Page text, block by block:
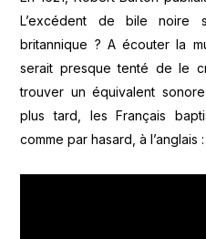
L’excédent de bile noire
britannique ? A écouter la
serait presque tenté de le
trouver un équivalent
plus tard, les Français
comme par hasard, à l’anglais